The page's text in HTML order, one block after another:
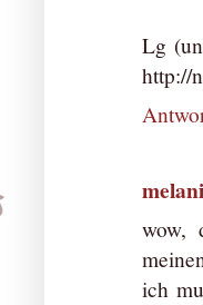
Lg
http://
wow,
ich